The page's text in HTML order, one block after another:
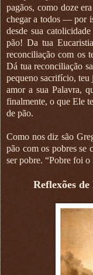
pagãos, como doze
chegar a todos — por
desde sua
pão! Da tua
reconciliação com os
Dá tua reconciliação
pequeno sacrifício, teu
amor a sua Palavra,
finalmente, o que Ele
de pão.
Como nos diz são
pão com os pobres se
ser pobre. “Pobre foi o
Reflexões